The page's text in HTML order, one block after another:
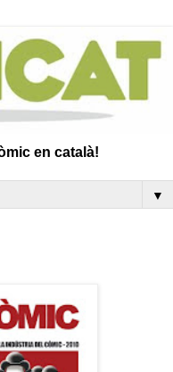
en català!
▼